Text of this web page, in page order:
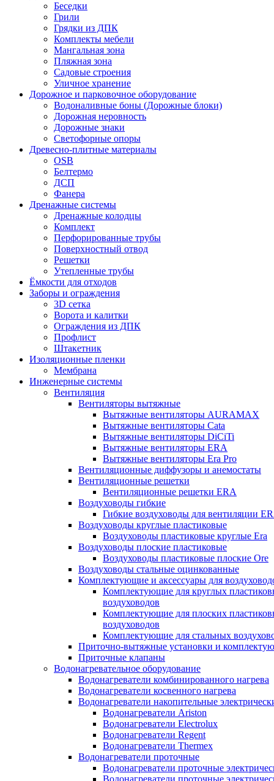
Беседки
Грили
Грядки из ДПК
Комплекты мебели
Мангальная зона
Пляжная зона
Садовые строения
Уличное хранение
Дорожное и парковочное оборудование
Водоналивные боны (Дорожные блоки)
Дорожная неровность
Дорожные знаки
Светофорные опоры
Древесно-плитные материалы
OSB
Белтермо
ДСП
Фанера
Дренажные системы
Дренажные колодцы
Комплект
Перфорированные трубы
Поверхностный отвод
Решетки
Утепленные трубы
Ёмкости для отходов
Заборы и ограждения
3D сетка
Ворота и калитки
Ограждения из ДПК
Профлист
Штакетник
Изоляционные пленки
Мембрана
Инженерные системы
Вентиляция
Вентиляторы вытяжные
Вытяжные вентиляторы AURAMAX
Вытяжные вентиляторы Cata
Вытяжные вентиляторы DiCiTi
Вытяжные вентиляторы ERA
Вытяжные вентиляторы Era Pro
Вентиляционные диффузоры и анемостаты
Вентиляционные решетки
Вентиляционные решетки ERA
Воздуховоды гибкие
Гибкие воздуховоды для вентиляции
Воздуховоды круглые пластиковые
Воздуховоды пластиковые круглые Era
Воздуховоды плоские пластиковые
Воздуховоды пластиковые плоские Ore
Воздуховоды стальные оцинкованные
Комплектующие и аксессуары для
Комплектующие для круглых
воздуховодов
Комплектующие для плоских
воздуховодов
Комплектующие для стальных
Приточно-вытяжные установки и
Приточные клапаны
Водонагревательное оборудование
Водонагреватели комбинированного нагрева
Водонагреватели косвенного нагрева
Водонагреватели накопительные
Водонагреватели Ariston
Водонагреватели Electrolux
Водонагреватели Regent
Водонагреватели Thermex
Водонагреватели проточные
Водонагреватели проточные